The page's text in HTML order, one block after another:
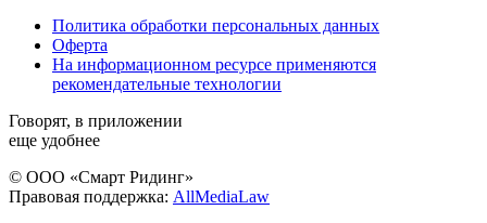
Политика обработки персональных данных
Оферта
На информационном ресурсе применяются
рекомендательные технологии
Говорят, в приложении
еще удобнее
© ООО «Смарт Ридинг»
Правовая поддержка: AllMediaLaw